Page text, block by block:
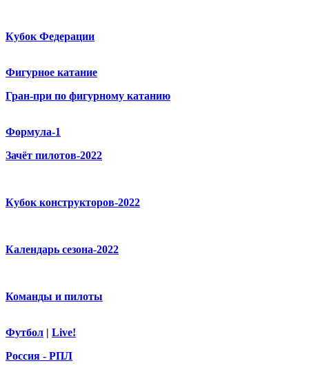
Кубок Федерации
Фигурное катание
Гран-при по фигурному катанию
Формула-1
Зачёт пилотов-2022
Кубок конструкторов-2022
Календарь сезона-2022
Команды и пилоты
Футбол | Live!
Россия - РПЛ